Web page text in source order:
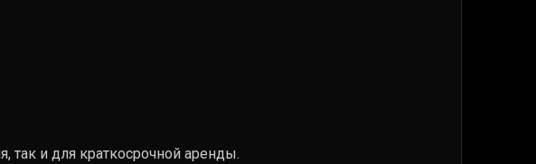
так и для краткосрочной аренды.